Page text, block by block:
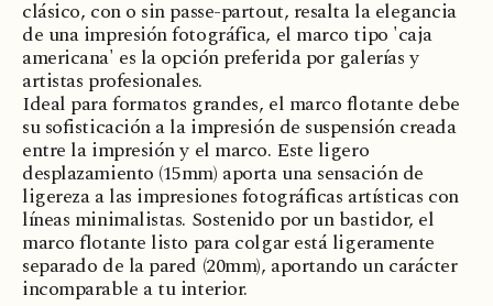
clásico, con o sin passe-partout, resalta la elegancia
de una impresión fotográfica, el marco tipo 'caja
americana' es la opción preferida por galerías y
artistas profesionales.
Ideal para formatos grandes, el marco flotante debe
su sofisticación a la impresión de suspensión creada
entre la impresión y el marco. Este ligero
desplazamiento (15mm) aporta una sensación de
ligereza a las impresiones fotográficas artísticas con
líneas minimalistas. Sostenido por un bastidor, el
marco flotante listo para colgar está ligeramente
separado de la pared (20mm), aportando un carácter
incomparable a tu interior.